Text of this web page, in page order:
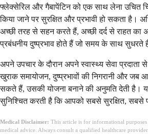
फ्लेक्सेरिल और गैबापेंटिन को एक साथ लेना उचित
किया जाने पर सुरक्षित और प्रभावी हो सकता है।
अच्छी तरह से सहन करते हैं, अच्छी दर्द से राहत
प्रबंधनीय दुष्प्रभाव होते हैं जो समय के साथ सुधरते
अपने उपचार के दौरान अपने स्वास्थ्य सेवा प्रदाता
खुराक समायोजन, दुष्प्रभावों की निगरानी और
सकते हैं, उसकी योजना बनाने की अनुमति देती है।
सुनिश्चित करती है कि आपको सबसे सुरक्षित, सबसे
Medical Disclaimer: This article is for informational
medical advice. Always consult a qualified healthcare